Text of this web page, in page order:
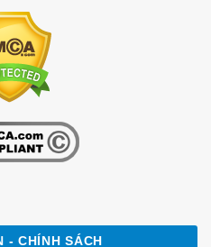
- CHÍNH SÁCH